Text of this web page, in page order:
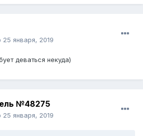
25 января, 2019
деваться некуда)
№48275
25 января, 2019